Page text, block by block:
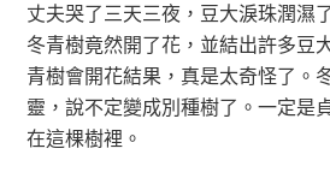
丈夫哭了三天三夜，豆大淚珠潤濕
冬青樹竟然開了花，並結出許多豆
青樹會開花結果，真是太奇怪了。
靈，說不定變成別種樹了。一定是
在這棵樹裡。